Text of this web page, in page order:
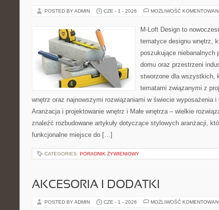
POSTED BY ADMIN CZE - 1 - 2026 MOŻLIWOŚĆ
M-Loft Design to
tematyce designu wnętrz,
poszukujące niebanalnych
domu oraz przestrzeni
stworzone dla wszystkich,
tematami związanymi z
wnętrz oraz najnowszymi rozwiązaniami w świecie wyposażenia
Aranżacja i projektowanie wnętrz i Małe wnętrza – wielkie
znaleźć rozbudowane artykuły dotyczące stylowych aranżacji,
funkcjonalne miejsce do […]
CATEGORIES: PORADNIK ŻYWIENIOWY
AKCESORIA I DODATKI
POSTED BY ADMIN CZE - 1 - 2026 MOŻLIWOŚĆ